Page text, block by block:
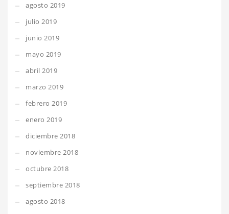
agosto 2019
julio 2019
junio 2019
mayo 2019
abril 2019
marzo 2019
febrero 2019
enero 2019
diciembre 2018
noviembre 2018
octubre 2018
septiembre 2018
agosto 2018